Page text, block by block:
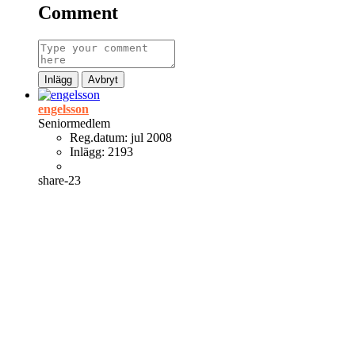
Comment
Inlägg Avbryt
engelsson
Seniormedlem
Reg.datum: jul 2008
Inlägg: 2193
share-23